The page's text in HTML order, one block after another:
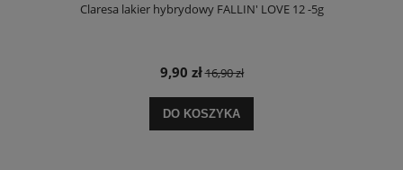
Claresa lakier hybrydowy FALLIN' LOVE 12 -5g
9,90 zł16,90 zł
DO KOSZYKA